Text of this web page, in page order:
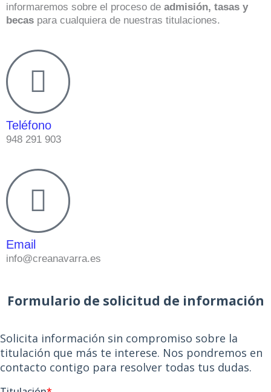
informaremos sobre el proceso de admisión, tasas y
becas para cualquiera de nuestras titulaciones.
Teléfono
948 291 903
Email
info@creanavarra.es